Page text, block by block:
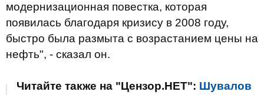
модернизационная повестка, которая
появилась благодаря кризису в 2008 году,
быстро была размыта с возрастанием цены на
нефть", - сказал он.
Читайте также на "Цензор.НЕТ": Шувалов